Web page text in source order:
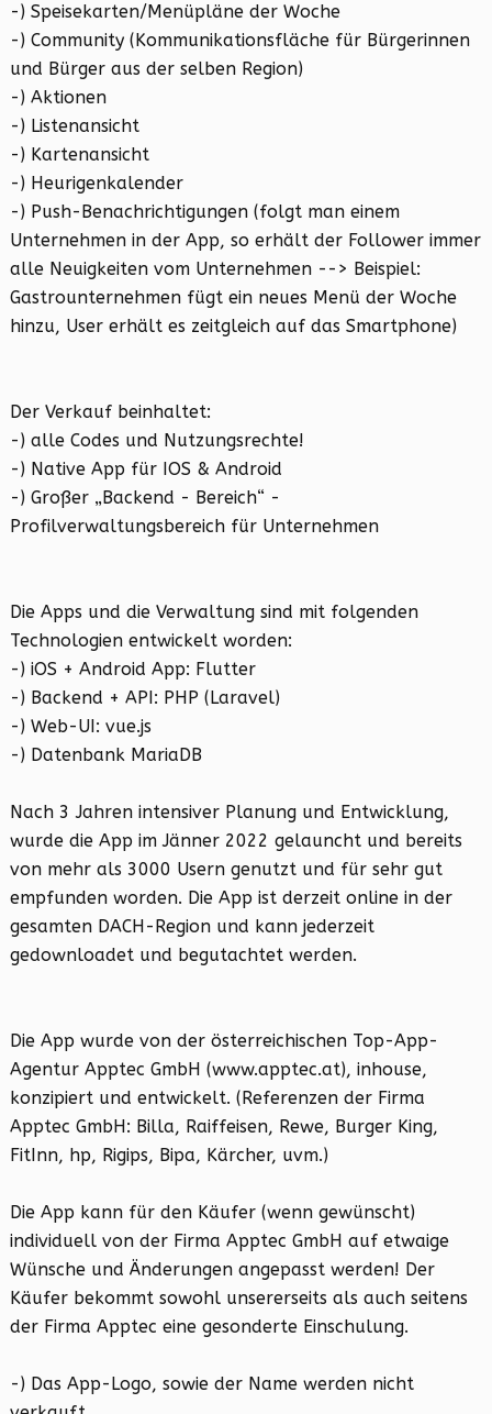
-) Speisekarten/Menüpläne der Woche
-) Community (Kommunikationsfläche für Bürgerinnen
und Bürger aus der selben Region)
-) Aktionen
-) Listenansicht
-) Kartenansicht
-) Heurigenkalender
-) Push-Benachrichtigungen (folgt man einem
Unternehmen in der App, so erhält der Follower immer
alle Neuigkeiten vom Unternehmen --> Beispiel:
Gastrounternehmen fügt ein neues Menü der Woche
hinzu, User erhält es zeitgleich auf das Smartphone)
Der Verkauf beinhaltet:
-) alle Codes und Nutzungsrechte!
-) Native App für IOS & Android
-) Großer „Backend - Bereich“ -
Profilverwaltungsbereich für Unternehmen
Die Apps und die Verwaltung sind mit folgenden
Technologien entwickelt worden:
-) iOS + Android App: Flutter
-) Backend + API: PHP (Laravel)
-) Web-UI: vue.js
-) Datenbank MariaDB
Nach 3 Jahren intensiver Planung und Entwicklung,
wurde die App im Jänner 2022 gelauncht und bereits
von mehr als 3000 Usern genutzt und für sehr gut
empfunden worden. Die App ist derzeit online in der
gesamten DACH-Region und kann jederzeit
gedownloadet und begutachtet werden.
Die App wurde von der österreichischen Top-App-
Agentur Apptec GmbH (www.apptec.at), inhouse,
konzipiert und entwickelt. (Referenzen der Firma
Apptec GmbH: Billa, Raiffeisen, Rewe, Burger King,
FitInn, hp, Rigips, Bipa, Kärcher, uvm.)
Die App kann für den Käufer (wenn gewünscht)
individuell von der Firma Apptec GmbH auf etwaige
Wünsche und Änderungen angepasst werden! Der
Käufer bekommt sowohl unsererseits als auch seitens
der Firma Apptec eine gesonderte Einschulung.
-) Das App-Logo, sowie der Name werden nicht